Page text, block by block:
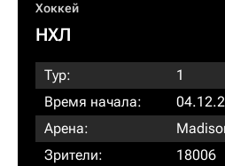
Хоккей
НХЛ
Тур:
1
Время начала:
Арена:
Зрители:
18006